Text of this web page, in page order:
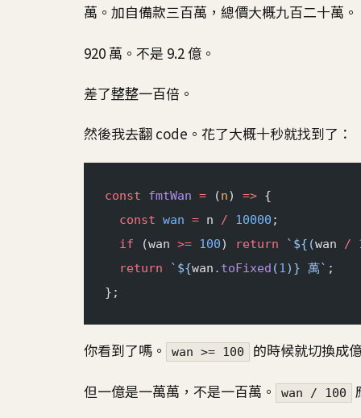
萬。加自備款三百萬，總價大概九百二十萬。
920 萬。不是 9.2 億。
差了整整一百倍。
然後我去翻 code。花了大概十秒就找到了：
const fmtWan = (n) => {
  const
wan = n / 10000 ;
  if
(wan >= 100) return `${ (wan /
  return
`${wan . toFixed (1) } 萬` ;
};
你看到了嗎。 wan >= 100 的時候就切換成
但一億是一萬萬，不是一百萬。 wan / 100